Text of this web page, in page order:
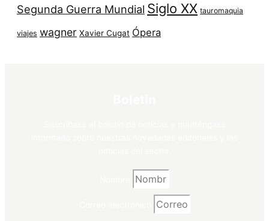
Segunda Guerra Mundial Siglo XX tauromaquia
viajes wagner Xavier Cugat Ópera